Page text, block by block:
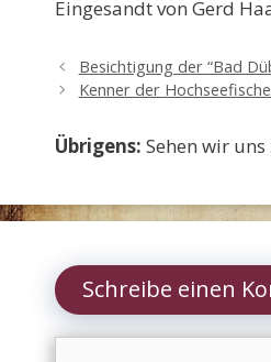
Eingesandt von Gerd
Besichtigung der “Bad
Kenner der
Übrigens: Sehen wir
Schreibe einen